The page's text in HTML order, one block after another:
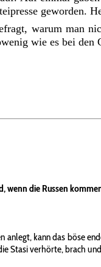
geworden.
warum man
wie es bei den
wenn die Russen
anlegt, kann das böse
Stasi verhörte, brach